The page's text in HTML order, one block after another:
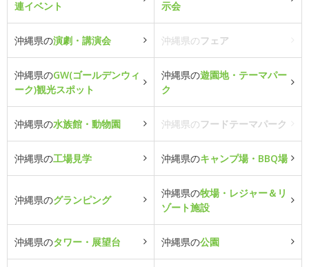
連イベント
示会
沖縄県の演劇・講演会 沖縄県のフェア
沖縄県のGW(ゴールデンウィ
ーク)観光スポット
沖縄県の遊園地・テーマパー
ク
沖縄県の水族館・動物園 沖縄県のフードテーマパーク
沖縄県の工場見学 沖縄県のキャンプ場・BBQ場
沖縄県のグランピング
沖縄県の牧場・レジャー＆リ
ゾート施設
沖縄県のタワー・展望台 沖縄県の公園